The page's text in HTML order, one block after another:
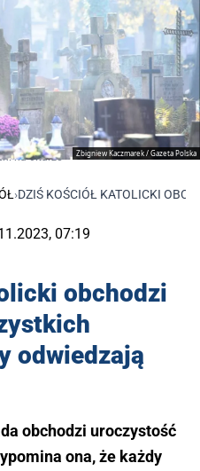
Zbigniew Kaczmarek / Gazeta Polska
na ołtarze
›DZIŚ KOŚCIÓŁ KATOLICKI
07:19
obchodzi
odwiedzają
obchodzi uroczystość
ona, że każdy